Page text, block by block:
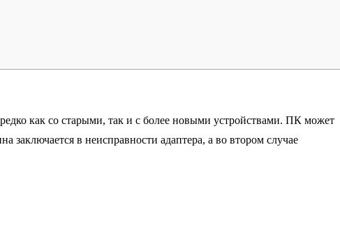
как со старыми, так и с более новыми устройствами. ПК может
заключается в неисправности адаптера, а во втором случае